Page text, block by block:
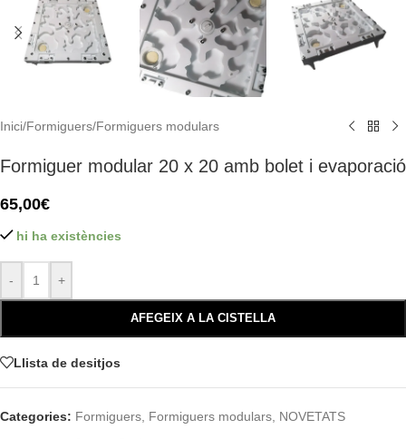
Inici/Formiguers/Formiguers modulars
Formiguer modular 20 x 20 amb bolet i evaporació
65,00€
hi ha existències
- +
AFEGEIX A LA CISTELLA
Llista de desitjos
Categories: Formiguers Formiguers modulars NOVETATS